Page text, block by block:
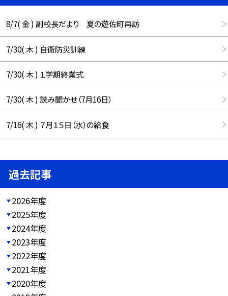
8/7( 金 ) 副校長だより 夏の遊佐町再訪
7/30( 木 ) 自衛防災訓練
7/30( 木 ) １学期終業式
7/30( 木 ) 読み聞かせ（7月16日）
7/16( 木 ) ７月１５日（水）の給食
過去記事
2026年度
2025年度
2024年度
2023年度
2022年度
2021年度
2020年度